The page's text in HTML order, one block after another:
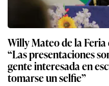
Willy Mateo de la
“Las presentaciones
gente interesada en
tomarse un selfie”